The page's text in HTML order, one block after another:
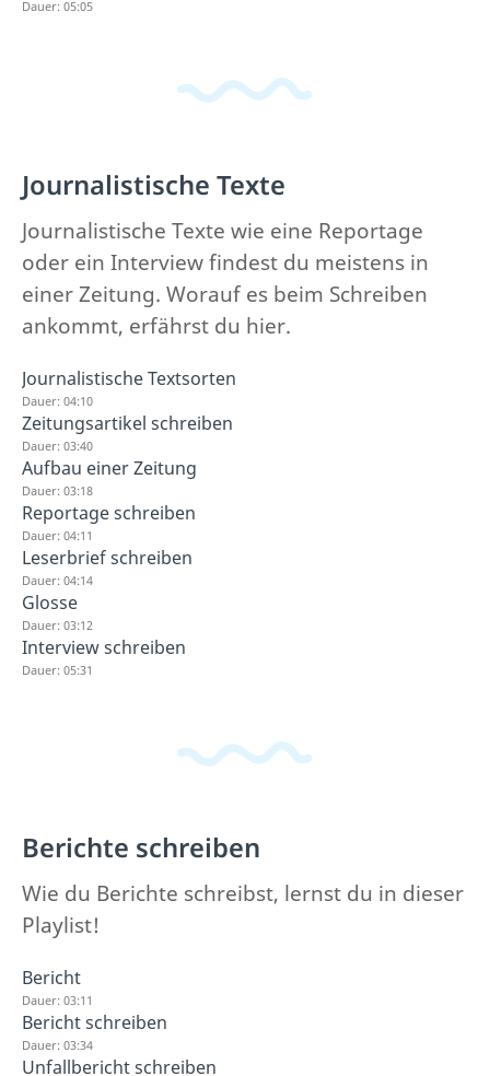
Dauer: 05:05
Journalistische Texte
Journalistische Texte wie eine Reportage
oder ein Interview findest du meistens in
einer Zeitung. Worauf es beim Schreiben
ankommt, erfährst du hier.
Journalistische Textsorten
Dauer: 04:10
Zeitungsartikel schreiben
Dauer: 03:40
Aufbau einer Zeitung
Dauer: 03:18
Reportage schreiben
Dauer: 04:11
Leserbrief schreiben
Dauer: 04:14
Glosse
Dauer: 03:12
Interview schreiben
Dauer: 05:31
Berichte schreiben
Wie du Berichte schreibst, lernst du in dieser
Playlist!
Bericht
Dauer: 03:11
Bericht schreiben
Dauer: 03:34
Unfallbericht schreiben